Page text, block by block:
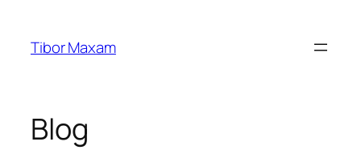
springen
Tibor Maxam
Blog